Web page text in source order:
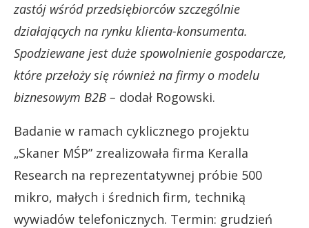
zastój wśród przedsiębiorców szczególnie
działających na rynku klienta-konsumenta.
Spodziewane jest duże spowolnienie gospodarcze,
które przełoży się również na firmy o modelu
biznesowym B2B – dodał Rogowski.
Badanie w ramach cyklicznego projektu
„Skaner MŚP” zrealizowała firma Keralla
Research na reprezentatywnej próbie 500
mikro, małych i średnich firm, techniką
wywiadów telefonicznych. Termin: grudzień